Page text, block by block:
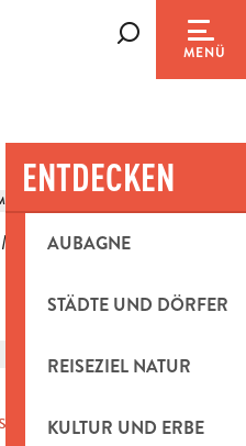
MENÜ
ENTDECKEN
AUBAGNE
STÄDTE UND DÖRFER
REISEZIEL NATUR
KULTUR UND ERBE
1962, 13390 Auriol
&
heute